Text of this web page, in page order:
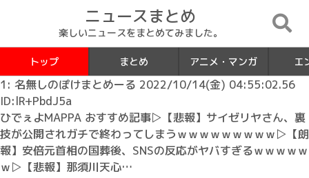
ニュースまとめ
楽しいニュースをまとめてみました。
トップ まとめ アニメ・マンガ エ
1: 名無しのぽけまとめーる 2022/10/14(金) 04:55:02.56
ID:lR+PbdJ5a
ひでぇよMAPPA おすすめ記事▷【悲報】サイゼリヤさん、裏
技が公開されガチで終わってしまうｗｗｗｗｗｗｗｗｗ▷【朗
報】安倍元首相の国葬後、SNSの反応がヤバすぎるｗｗｗｗｗ
ｗ▷【悲報】那須川天心…